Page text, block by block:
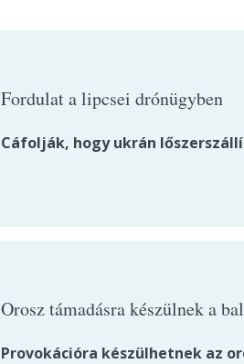
Fordulat a lipcsei drónügyben
Cáfolják, hogy ukrán
Orosz támadásra készülnek a
Provokációra készülhetnek az